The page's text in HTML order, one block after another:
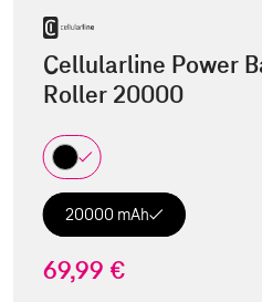
Cellularline Power
Roller 20000
20000 mAh
69,99 €